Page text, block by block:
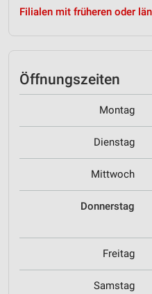
Filialen mit früheren oder
Öffnungszeiten
Montag
Dienstag
Mittwoch
Donnerstag
Freitag
Samstag